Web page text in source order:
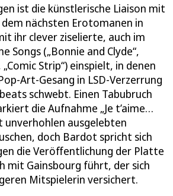
ist die künstlerische Liaison mit
dem nächsten Erotomanen in
ihr clever ziselierte, auch im
Songs („Bonnie and Clyde“,
Strip“) einspielt, in denen
Art-Gesang in LSD-Verzerrung
schwebt. Einen Tabubruch
die Aufnahme „Je t’aime…
unverhohlen ausgelebten
doch Bardot spricht sich
die Veröffentlichung der Platte
mit Gainsbourg führt, der sich
Mitspielerin versichert.